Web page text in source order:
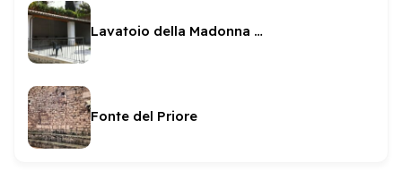
Lavatoio della Madonna degli Orti
Fonte del Priore